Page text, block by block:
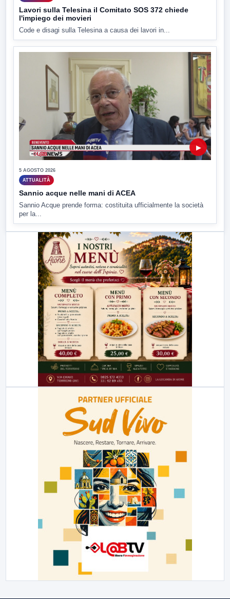
Lavori sulla Telesina il Comitato SOS 372 chiede
l'impiego dei movieri
Code e disagi sulla Telesina a causa dei lavori in...
▶
5 AGOSTO 2026
ATTUALITÀ
Sannio acque nelle mani di ACEA
Sannio Acque prende forma: costituita ufficialmente la società
per la...